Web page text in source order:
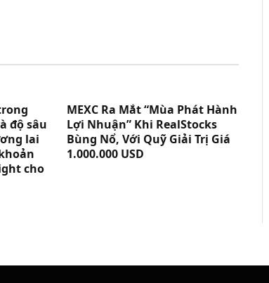
độ sâu
lai
cho
MEXC Ra Mắt “Mùa Phát Hành
Lợi Nhuận” Khi RealStocks
Bùng Nổ, Với Quỹ Giải Trị Giá
1.000.000 USD